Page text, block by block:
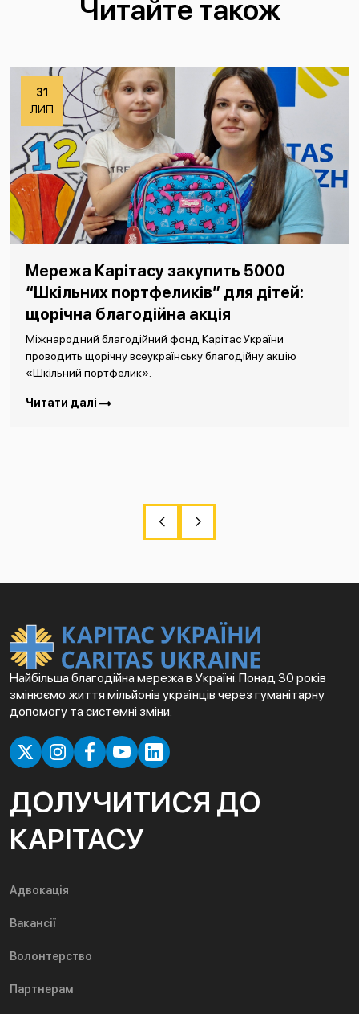
Читайте також
31
ЛИП
Мережа Карітасу закупить 5000
“Шкільних портфеликів” для дітей:
щорічна благодійна акція
Міжнародний благодійний фонд Карітас України
проводить щорічну всеукраїнську благодійну акцію
«Шкільний портфелик».
Читати далі
Найбільша благодійна мережа в Україні. Понад 30 років
змінюємо життя мільйонів українців через гуманітарну
допомогу та системні зміни.
ДОЛУЧИТИСЯ ДО
КАРІТАСУ
Адвокація
Вакансії
Волонтерство
Партнерам